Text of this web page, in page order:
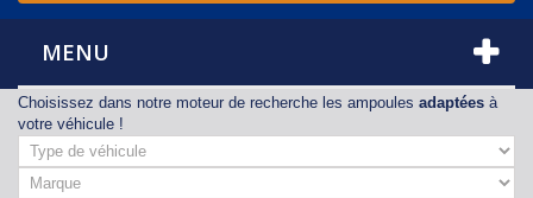
MENU
Choisissez dans notre moteur de recherche les ampoules adaptées à
votre véhicule !